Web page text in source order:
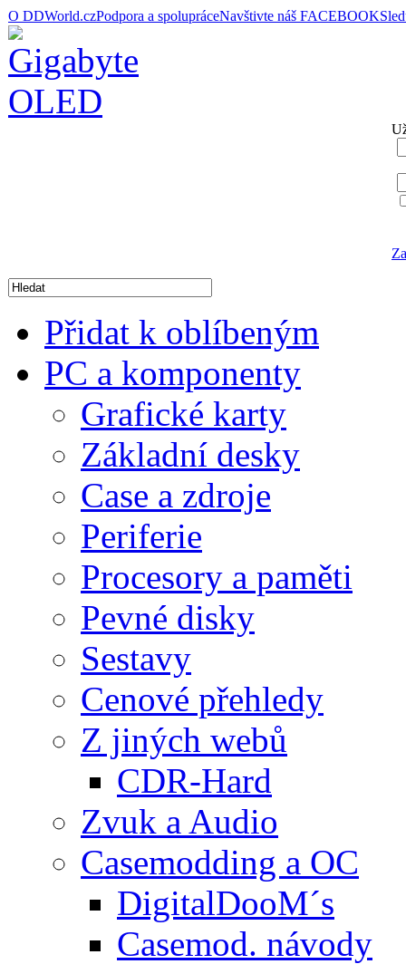
O DDWorld.czPodpora a spolupráceNavštivte náš FACEBOOK
Přidat k oblíbeným
PC a komponenty
Grafické karty
Základní desky
Case a zdroje
Periferie
Procesory a paměti
Pevné disky
Sestavy
Cenové přehledy
Z jiných webů
CDR-Hard
Zvuk a Audio
Casemodding a OC
DigitalDooM´s
Casemod. návody